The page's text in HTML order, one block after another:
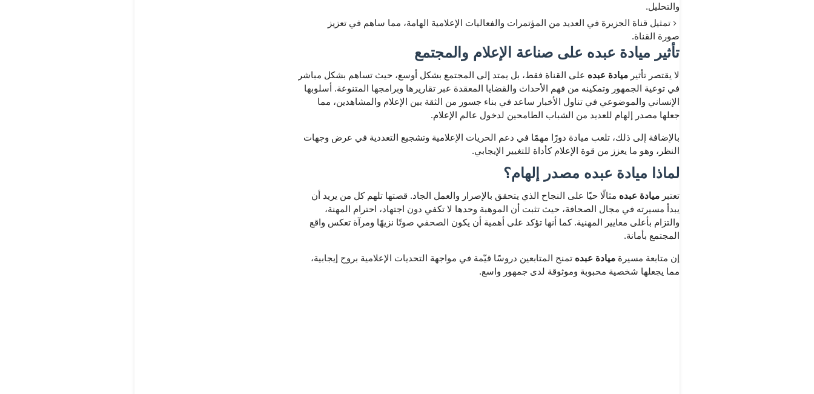
والتحليل.
تمثيل قناة الجزيرة في العديد من المؤتمرات والفعاليات الإعلامية الهامة، مما ساهم في تعزيز
صورة القناة.
تأثير ميادة عبده على صناعة الإعلام والمجتمع
لا يقتصر تأثير ميادة عبده على القناة فقط، بل يمتد إلى المجتمع بشكل أوسع، حيث تساهم بشكل مباشر
في توعية الجمهور وتمكينه من فهم الأحداث والقضايا المعقدة عبر تقاريرها وبرامجها المتنوعة. أسلوبها
الإنساني والموضوعي في تناول الأخبار ساعد في بناء جسور من الثقة بين الإعلام والمشاهدين، مما
جعلها مصدر إلهام للعديد من الشباب الطامحين لدخول عالم الإعلام.
بالإضافة إلى ذلك، تلعب ميادة دورًا مهمًا في دعم الحريات الإعلامية وتشجيع التعددية في عرض وجهات
النظر، وهو ما يعزز من قوة الإعلام كأداة للتغيير الإيجابي.
لماذا ميادة عبده مصدر إلهام؟
تعتبر ميادة عبده مثالًا حيًا على النجاح الذي يتحقق بالإصرار والعمل الجاد. قصتها تلهم كل من يريد أن
يبدأ مسيرته في مجال الصحافة، حيث تثبت أن الموهبة وحدها لا تكفي دون اجتهاد، احترام المهنة،
والتزام بأعلى معايير المهنية. كما أنها تؤكد على أهمية أن يكون الصحفي صوتًا نزيهًا ومرآة تعكس واقع
المجتمع بأمانة.
إن متابعة مسيرة ميادة عبده تمنح المتابعين دروسًا قيّمة في مواجهة التحديات الإعلامية بروح إيجابية،
مما يجعلها شخصية محبوبة وموثوقة لدى جمهور واسع.